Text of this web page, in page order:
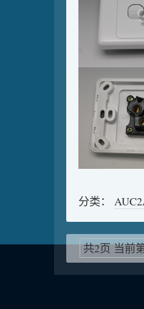
分类：
共2页 当前